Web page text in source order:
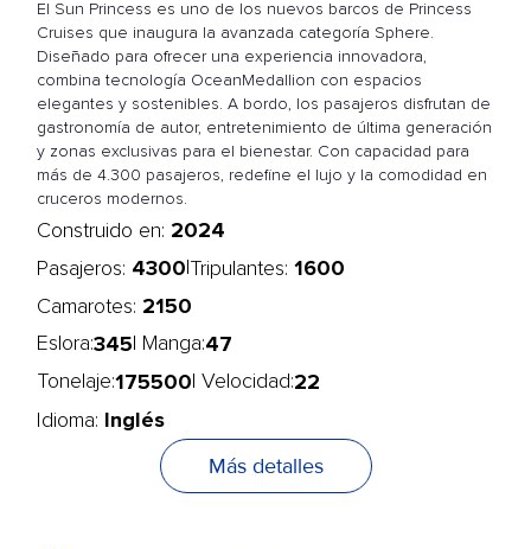
El Sun Princess es uno de los nuevos barcos de Princess
Cruises que inaugura la avanzada categoría Sphere.
Diseñado para ofrecer una experiencia innovadora,
combina tecnología OceanMedallion con espacios
elegantes y sostenibles. A bordo, los pasajeros disfrutan de
gastronomía de autor, entretenimiento de última generación
y zonas exclusivas para el bienestar. Con capacidad para
más de 4.300 pasajeros, redefine el lujo y la comodidad en
cruceros modernos.
Construido en: 2024
Pasajeros: 4300 Tripulantes: 1600
Camarotes: 2150
Eslora:345 | Manga:47
Tonelaje:175500 | Velocidad:22
Idioma: Inglés
Más detalles